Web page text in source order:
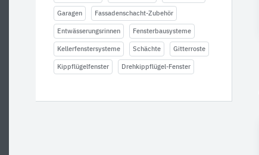
Garagen Fassadenschacht-Zubehör
Entwässerungsrinnen Fensterbausysteme
Kellerfenstersysteme Schächte Gitterroste
Kippflügelfenster Drehkippflügel-Fenster